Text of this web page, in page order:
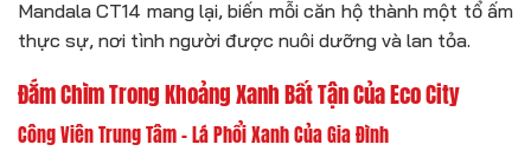
Mandala CT14 mang lại, biến mỗi căn hộ thành một tổ ấm
thực sự, nơi tình người được nuôi dưỡng và lan tỏa.
Đắm Chìm Trong Khoảng Xanh Bất Tận Của Eco City
Công Viên Trung Tâm – Lá Phổi Xanh Của Gia Đình